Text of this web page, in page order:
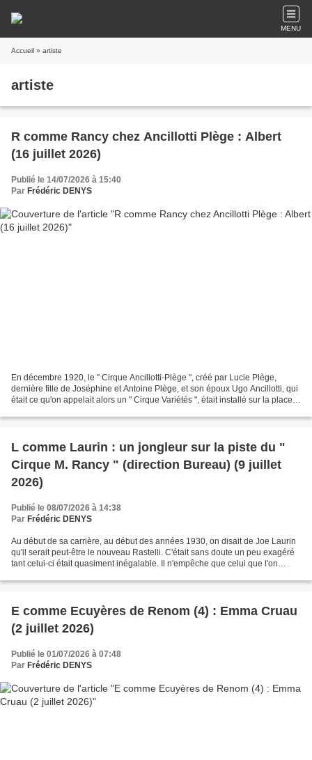
MENU
Accueil » artiste
artiste
R comme Rancy chez Ancillotti Plège : Albert
(16 juillet 2026)
Publié le 14/07/2026 à 15:40
Par Frédéric DENYS
En décembre 1920, le " Cirque Ancillotti-Plège ", créé par Lucie Plège,
dernière fille de Joséphine et Antoine Plège, et son époux Ugo Ancillotti, qui
était ce qu'on appelait alors un " Cirque Variétés ", était installé sur la place
L comme Laurin : un jongleur sur la piste du "
Cirque M. Rancy " (direction Bureau) (9 juillet
2026)
Publié le 08/07/2026 à 14:38
Par Frédéric DENYS
Au début de sa carrière, au début des années 1930, on disait de Joe Laurin
qu'il serait peut-être le nouveau Rastelli. C'était sans doute un peu exagéré
tant celui-ci était quasiment inégalable. Il n'empêche que celui que l'on
E comme Ecuyères de Renom (4) : Emma Cruau
(2 juillet 2026)
Publié le 01/07/2026 à 07:48
Par Frédéric DENYS